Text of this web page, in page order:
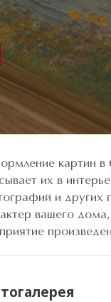
картин в
их в
и других
вашего